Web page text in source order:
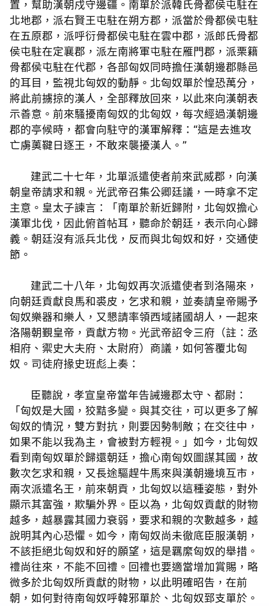
置，幫助漢朝戍守邊疆。南單於派韓氏骨都侯屯駐在
北地郡，派右賢王屯駐在朔方郡，派當於骨都侯屯駐
在五原郡，派呼衍骨都侯屯駐在雲中郡，派郎氏骨都
侯屯駐在定襄郡，派左南將軍屯駐在雁門郡，派栗籍
骨都侯屯駐在代郡，各部匈奴同時擔任漢朝邊郡縣邑
的耳目，監視北匈奴的動靜。北匈奴單於惶恐萬分，
將此前擄掠的漢人，全部釋放回來，以此來向漢朝表
示善意。前來騷擾南匈奴的北匈奴，每次經過漢朝邊
郡的亭候時，都會向駐守的漢軍解釋：“這是去進攻
亡虜薁鞬日逐王，不敢來襲擾漢人。”
建武二十七年，北單派遣使者前來武威郡，向漢
朝皇帝請求和親。光武帝召集公卿廷議，一時拿不定
主意。皇太子諫言：「南單於新近歸附，北匈奴擔心
漢軍北伐，因此俯首帖耳，聽命於朝廷，表示向心歸
義。朝廷沒有派兵北伐，反而與北匈奴和好，交通使
節。
建武二十八年，北匈奴再次派遣使者到洛陽來，
向朝廷貢獻良馬和裘皮，乞求和親，並奏請皇帝賜予
匈奴樂器和樂人，又懇請率領西域諸國胡人，一起來
洛陽朝覲皇帝，貢獻方物。光武帝詔令三府（註：丞
相府、禦史大夫府、太尉府）商議，如何答覆北匈
奴。司徒府掾史班彪上奏：
臣聽說，孝宣皇帝當年告誡邊郡太守、都尉：
「匈奴是大國，狡黠多變。與其交往，可以更多了解
匈奴的情況，雙方對抗，則要因勢制敵；在交往中，
如果不能以我為主，會被對方輕視。」如今，北匈奴
看到南匈奴單於歸還朝廷，擔心南匈奴圖謀其國，故
數次乞求和親，又長途驅趕牛馬來與漢朝邊境互市，
兩次派遣名王，前來朝貢，北匈奴以這種姿態，對外
顯示其富強，欺騙外界。臣以為，北匈奴貢獻的財物
越多，越暴露其國力衰弱，要求和親的次數越多，越
說明其內心恐懼。如今，南匈奴尚未徹底臣服漢朝，
不該拒絕北匈奴和好的願望，這是羈縻匈奴的舉措。
禮尚往來，不能不回禮。回禮也要適當增加賞賜，略
微多於北匈奴所貢獻的財物，以此明確昭告，在前
朝，如何對待南匈奴呼韓邪單於、北匈奴郅支單於。